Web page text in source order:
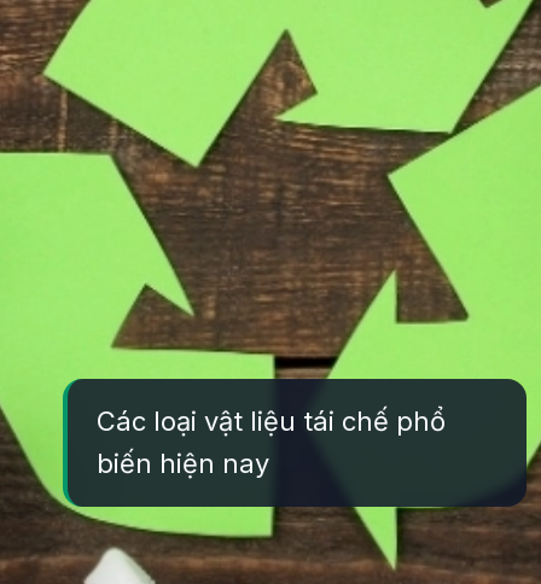
Các loại vật liệu tái chế phổ
biến hiện nay